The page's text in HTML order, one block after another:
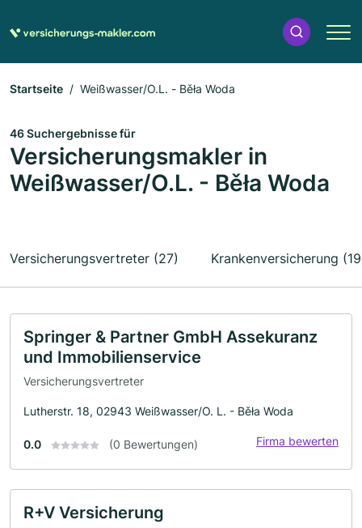
Startseite Weißwasser/O.L. - Běła Woda
46 Suchergebnisse für
Versicherungsmakler in
Weißwasser/O.L. - Běła Woda
Versicherungsvertreter (27) Krankenversicherung
Springer & Partner GmbH Assekuranz
und Immobilienservice
Versicherungsvertreter
Lutherstr. 18, 02943 Weißwasser/O. L. - Běła Woda
0.0 (0 Bewertungen) Firma bewerten
R+V Versicherung